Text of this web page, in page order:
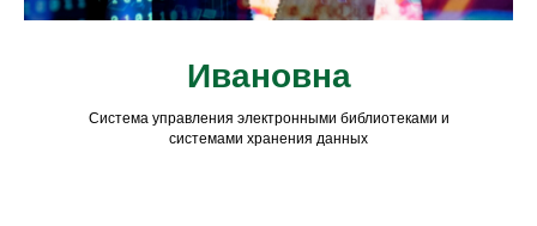
Ивановна
Система управления электронными библиотеками и
системами хранения данных